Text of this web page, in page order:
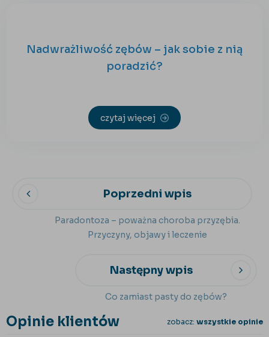
Nadwrażliwość zębów – jak sobie z nią
poradzić?
czytaj więcej
Poprzedni wpis
Paradontoza – poważna choroba przyzębia.
Przyczyny, objawy i leczenie
Następny wpis
Co zamiast pasty do zębów?
Opinie klientów zobacz: wszystkie opinie